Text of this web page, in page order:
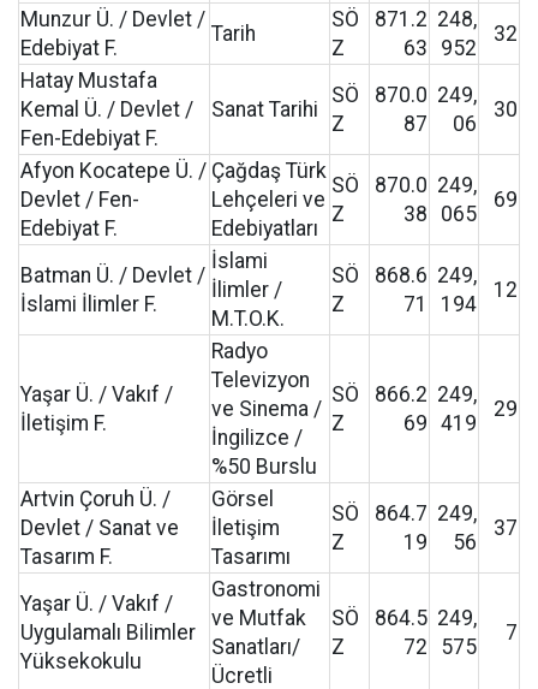
Munzur Ü. / Devlet /
Edebiyat F.
Tarih
SÖ
Z
871.2
63
248,
952
32
Hatay Mustafa
Kemal Ü. / Devlet /
Fen-Edebiyat F.
Sanat Tarihi
SÖ
Z
870.0
87
249,
06
30
Afyon Kocatepe Ü. /
Devlet / Fen-
Edebiyat F.
Çağdaş Türk
Lehçeleri ve
Edebiyatları
SÖ
Z
870.0
38
249,
065
69
Batman Ü. / Devlet /
İslami İlimler F.
İslami
İlimler /
M.T.O.K.
SÖ
Z
868.6
71
249,
194
12
Yaşar Ü. / Vakıf /
İletişim F.
Radyo
Televizyon
ve Sinema /
İngilizce /
%50 Burslu
SÖ
Z
866.2
69
249,
419
29
Artvin Çoruh Ü. /
Devlet / Sanat ve
Tasarım F.
Görsel
İletişim
Tasarımı
SÖ
Z
864.7
19
249,
56
37
Yaşar Ü. / Vakıf /
Uygulamalı Bilimler
Yüksekokulu
Gastronomi
ve Mutfak
Sanatları/
Ücretli
SÖ
Z
864.5
72
249,
575
7